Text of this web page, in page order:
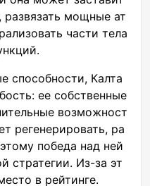
развязать мощные ат
части тела
способности, Калта
ее собственные
возможност
регенерировать, ра
победа над ней
стратегии. Из-за эт
в рейтинге.